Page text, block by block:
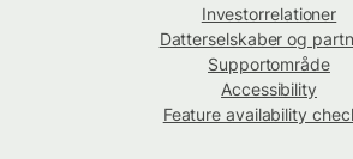
Investorrelationer
Datterselskaber og
Supportområde
Accessibility
Feature availability